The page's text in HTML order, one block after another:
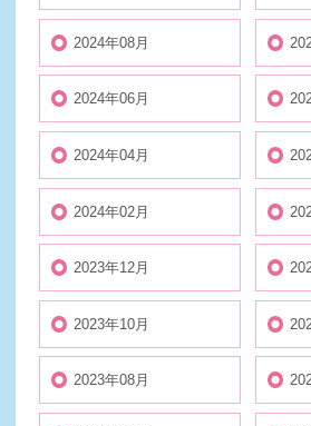
2024年08月
2024年06月
2024年04月
2024年02月
2023年12月
2023年10月
2023年08月